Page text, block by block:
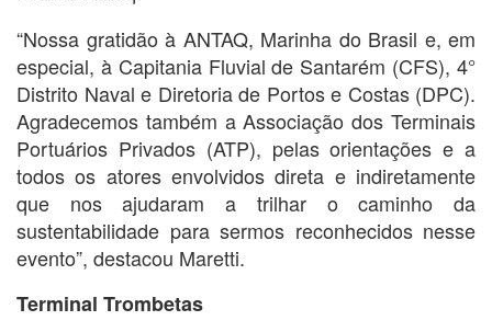
“Nossa gratidão à ANTAQ, Marinha do Brasil e, em
especial, à Capitania Fluvial de Santarém (CFS), 4°
Distrito Naval e Diretoria de Portos e Costas (DPC).
Agradecemos também a Associação dos Terminais
Portuários Privados (ATP), pelas orientações e a
todos os atores envolvidos direta e indiretamente
que nos ajudaram a trilhar o caminho da
sustentabilidade para sermos reconhecidos nesse
evento”, destacou Maretti.
Terminal Trombetas